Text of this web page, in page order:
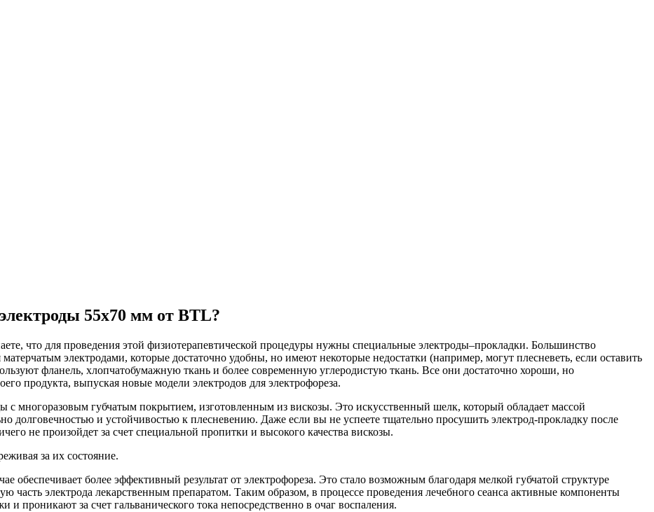
55х70 мм от BTL?
что для проведения этой физиотерапевтической процедуры нужны специальные электроды–прокладки. Большинство
электродами, которые достаточно удобны, но имеют некоторые недостатки (например, могут плесневеть, если оставить
фланель, хлопчатобумажную ткань и более современную углеродистую ткань. Все они достаточно хороши, но
продукта, выпуская новые модели электродов для электрофореза.
многоразовым губчатым покрытием, изготовленным из вискозы. Это искусственный шелк, который обладает массой
долговечностью и устойчивостью к плесневению. Даже если вы не успеете тщательно просушить электрод-прокладку после
не произойдет за счет специальной пропитки и высокого качества вискозы.
за их состояние.
обеспечивает более эффективный результат от электрофореза. Это стало возможным благодаря мелкой губчатой структуре
часть электрода лекарственным препаратом. Таким образом, в процессе проведения лечебного сеанса активные компоненты
и проникают за счет гальванического тока непосредственно в очаг воспаления.